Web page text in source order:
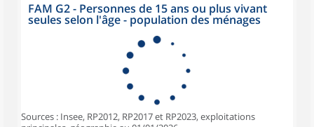
FAM G2 - Personnes de 15 ans ou plus vivant
seules selon l'âge - population des ménages
Sources : Insee, RP2012, RP2017 et RP2023, exploitations